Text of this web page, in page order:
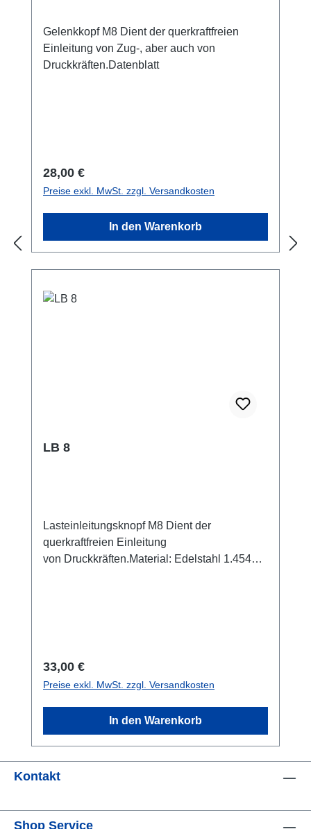
Gelenkkopf M8 Dient der querkraftfreien
Einleitung von Zug-, aber auch von
Druckkräften.Datenblatt
Regulärer Preis:
28,00 €
Preise exkl. MwSt. zzgl. Versandkosten
In den Warenkorb
LB 8
Lasteinleitungsknopf M8 Dient der
querkraftfreien Einleitung
von Druckkräften.Material: Edelstahl 1.4542
Regulärer Preis:
33,00 €
Preise exkl. MwSt. zzgl. Versandkosten
In den Warenkorb
Kontakt
Shop Service